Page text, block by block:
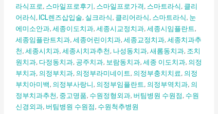
라식프로, 스마일프로후기, 스마일프로가격, 스마트라식, 클리
어라식, ICL렌즈삽입술, 실크라식, 클리어라식, 스마트라식, 눈
에미소안과,세종이도치과,세종시교정치과,세종시임플란트,
세종임플란트치과,세종어린이치과,세종교정치과,세종치과추
천,세종시치과,세종시치과추천, 나성동치과,새롬동치과, 조치
원치과, 다정동치과, 공주치과, 보람동치과,세종 이도치과, 의정
부치과, 의정부치과, 의정부라미네이트, 의정부충치치료, 의정
부치아미백, 의정부사랑니, 의정부임플란트, 의정부역치과, 의
정부치과추천, 중고명품, 수원정형외과, 버팀병원 수원점, 수원
신경외과, 버팀병원 수원점, 수원척추병원